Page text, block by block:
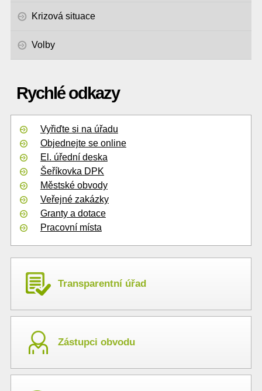
Krizová situace
Volby
Rychlé odkazy
Vyřiďte si na úřadu
Objednejte se online
El. úřední deska
Šeříkovka DPK
Městské obvody
Veřejné zakázky
Granty a dotace
Pracovní místa
Transparentní úřad
Zástupci obvodu